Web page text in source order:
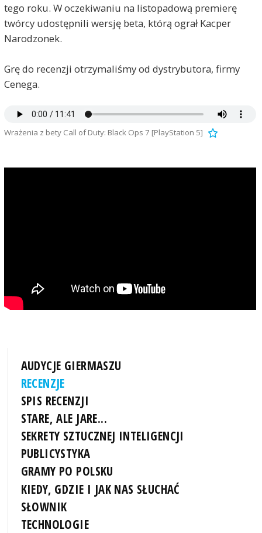
tego roku. W oczekiwaniu na listopadową premierę
twórcy udostępnili wersję beta, którą ograł Kacper
Narodzonek.
Grę do recenzji otrzymaliśmy od dystrybutora, firmy
Cenega.
Wrażenia z bety Call of Duty: Black Ops 7 [PlayStation 5]
AUDYCJE GIERMASZU
RECENZJE
SPIS RECENZJI
STARE, ALE JARE...
SEKRETY SZTUCZNEJ INTELIGENCJI
PUBLICYSTYKA
GRAMY PO POLSKU
KIEDY, GDZIE I JAK NAS SŁUCHAĆ
SŁOWNIK
TECHNOLOGIE